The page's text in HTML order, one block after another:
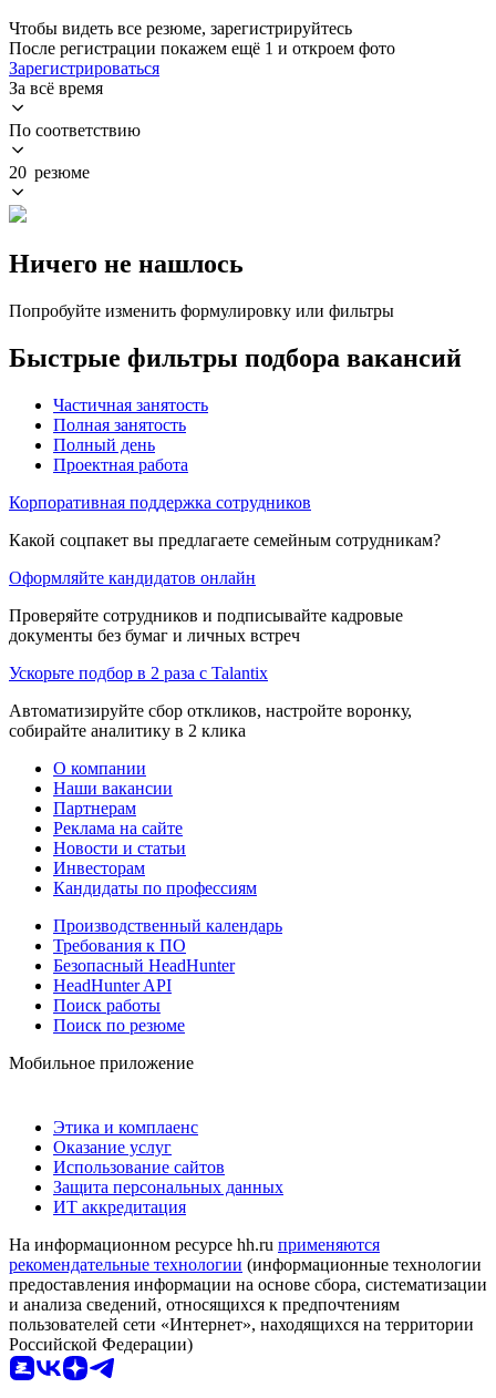
Чтобы видеть все резюме, зарегистрируйтесь
После регистрации покажем ещё 1 и откроем фото
Зарегистрироваться
За всё время
По соответствию
20 резюме
Ничего не нашлось
Попробуйте изменить формулировку или фильтры
Быстрые фильтры подбора вакансий
Частичная занятость
Полная занятость
Полный день
Проектная работа
Корпоративная поддержка сотрудников
Какой соцпакет вы предлагаете семейным сотрудникам?
Оформляйте кандидатов онлайн
Проверяйте сотрудников и подписывайте кадровые
документы без бумаг и личных встреч
Ускорьте подбор в 2 раза с Talantix
Автоматизируйте сбор откликов, настройте воронку,
собирайте аналитику в 2 клика
О компании
Наши вакансии
Партнерам
Реклама на сайте
Новости и статьи
Инвесторам
Кандидаты по профессиям
Производственный календарь
Требования к ПО
Безопасный HeadHunter
HeadHunter API
Поиск работы
Поиск по резюме
Мобильное приложение
Этика и комплаенс
Оказание услуг
Использование сайтов
Защита персональных данных
ИТ аккредитация
На информационном ресурсе hh.ru применяются
рекомендательные технологии (информационные технологии
предоставления информации на основе сбора, систематизации
и анализа сведений, относящихся к предпочтениям
пользователей сети «Интернет», находящихся на территории
Российской Федерации)